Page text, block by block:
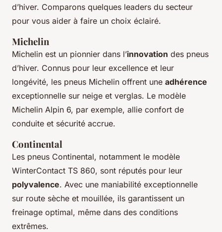
d’hiver. Comparons quelques leaders du secteur
pour vous aider à faire un choix éclairé.
Michelin
Michelin est un pionnier dans l’innovation des pneus
d’hiver. Connus pour leur excellence et leur
longévité, les pneus Michelin offrent une adhérence
exceptionnelle sur neige et verglas. Le modèle
Michelin Alpin 6, par exemple, allie confort de
conduite et sécurité accrue.
Continental
Les pneus Continental, notamment le modèle
WinterContact TS 860, sont réputés pour leur
polyvalence. Avec une maniabilité exceptionnelle
sur route sèche et mouillée, ils garantissent un
freinage optimal, même dans des conditions
extrêmes.